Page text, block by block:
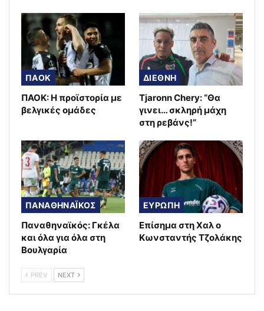
ΠΑΟΚ
ΠΑΟΚ: Η προϊστορία με
βελγικές ομάδες
ΔΙΕΘΝΗ
Tjaronn Chery: “Θα
γινει… σκληρή μάχη
στη ρεβάνς!”
ΠΑΝΑΘΗΝΑΪΚΟΣ
Παναθηναϊκός: Γκέλα
και όλα για όλα στη
Βουλγαρία
ΕΥΡΩΠΗ
Επίσημα στη Χαλ ο
Κωνσταντής Τζολάκης
PREV NEXT